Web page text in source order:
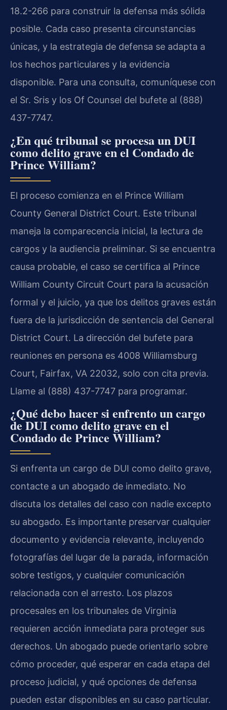
18.2-266 para construir la defensa más sólida
posible. Cada caso presenta circunstancias
únicas, y la estrategia de defensa se adapta a
los hechos particulares y la evidencia
disponible. Para una consulta, comuníquese con
el Sr. Sris y los Of Counsel del bufete al (888)
437-7747.
¿En qué tribunal se procesa un DUI
como delito grave en el Condado de
Prince William?
El proceso comienza en el Prince William
County General District Court. Este tribunal
maneja la comparecencia inicial, la lectura de
cargos y la audiencia preliminar. Si se encuentra
causa probable, el caso se certifica al Prince
William County Circuit Court para la acusación
formal y el juicio, ya que los delitos graves están
fuera de la jurisdicción de sentencia del General
District Court. La dirección del bufete para
reuniones en persona es 4008 Williamsburg
Court, Fairfax, VA 22032, solo con cita previa.
Llame al (888) 437-7747 para programar.
¿Qué debo hacer si enfrento un cargo
de DUI como delito grave en el
Condado de Prince William?
Si enfrenta un cargo de DUI como delito grave,
contacte a un abogado de inmediato. No
discuta los detalles del caso con nadie excepto
su abogado. Es importante preservar cualquier
documento y evidencia relevante, incluyendo
fotografías del lugar de la parada, información
sobre testigos, y cualquier comunicación
relacionada con el arresto. Los plazos
procesales en los tribunales de Virginia
requieren acción inmediata para proteger sus
derechos. Un abogado puede orientarlo sobre
cómo proceder, qué esperar en cada etapa del
proceso judicial, y qué opciones de defensa
pueden estar disponibles en su caso particular.